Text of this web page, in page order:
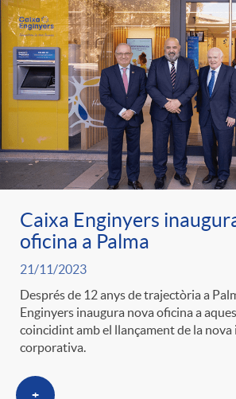
d
e
p
r
e
n
s
a
e
g
o
r
i
e
s
n
c
l
a
F
i
l
d
e
c
o
n
t
i
Caixa Enginyers
oficina a Palma
21/11/2023
Després de 12 anys de trajectòria a
Enginyers inaugura nova oficina a
coincidint amb el llançament de la
corporativa.
+